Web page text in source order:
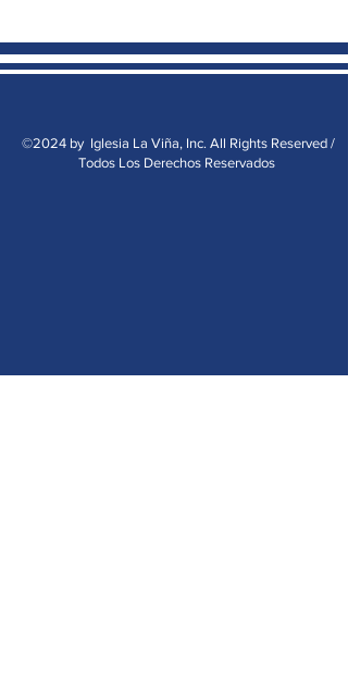
©2024 by Iglesia La Viña, Inc. All Rights Reserved /
Todos Los Derechos Reservados